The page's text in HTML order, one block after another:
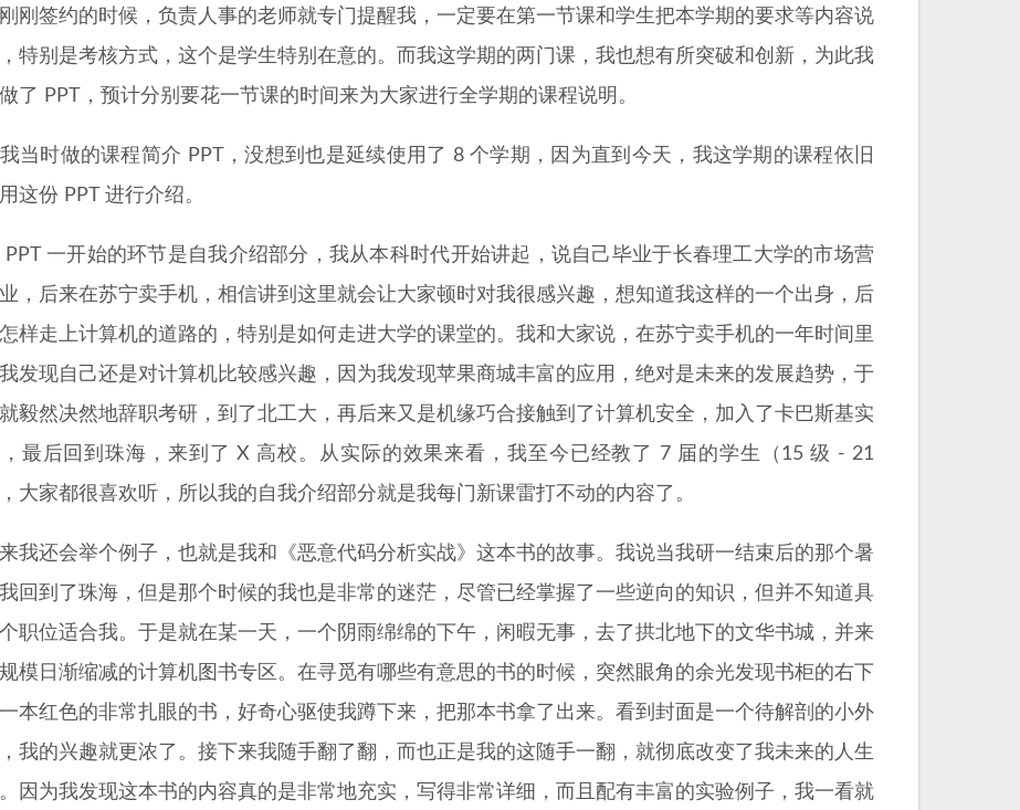
刚签约的时候，负责人事的老师就专门提醒我，一定要在第一节课和学生把本学期的要求等内容说
特别是考核方式，这个是学生特别在意的。而我这学期的两门课，我也想有所突破和创新，为此我
了 PPT，预计分别要花一节课的时间来为大家进行全学期的课程说明。
当时做的课程简介 PPT，没想到也是延续使用了 8 个学期，因为直到今天，我这学期的课程依旧
这份 PPT 进行介绍。
PPT 一开始的环节是自我介绍部分，我从本科时代开始讲起，说自己毕业于长春理工大学的市场营
，后来在苏宁卖手机，相信讲到这里就会让大家顿时对我很感兴趣，想知道我这样的一个出身，后
样走上计算机的道路的，特别是如何走进大学的课堂的。我和大家说，在苏宁卖手机的一年时间里
发现自己还是对计算机比较感兴趣，因为我发现苹果商城丰富的应用，绝对是未来的发展趋势，于
毅然决然地辞职考研，到了北工大，再后来又是机缘巧合接触到了计算机安全，加入了卡巴斯基实
最后回到珠海，来到了 X 高校。从实际的效果来看，我至今已经教了 7 届的学生（15 级 - 21
大家都很喜欢听，所以我的自我介绍部分就是我每门新课雷打不动的内容了。
我还会举个例子，也就是我和《恶意代码分析实战》这本书的故事。我说当我研一结束后的那个暑
回到了珠海，但是那个时候的我也是非常的迷茫，尽管已经掌握了一些逆向的知识，但并不知道具
职位适合我。于是就在某一天，一个阴雨绵绵的下午，闲暇无事，去了拱北地下的文华书城，并来
模日渐缩减的计算机图书专区。在寻觅有哪些有意思的书的时候，突然眼角的余光发现书柜的右下
本红色的非常扎眼的书，好奇心驱使我蹲下来，把那本书拿了出来。看到封面是一个待解剖的小外
我的兴趣就更浓了。接下来我随手翻了翻，而也正是我的这随手一翻，就彻底改变了我未来的人生
因为我发现这本书的内容真的是非常地充实，写得非常详细，而且配有丰富的实验例子，我一看就